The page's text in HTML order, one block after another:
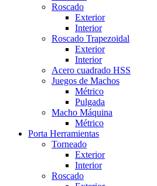
Roscado
Exterior
Interior
Roscado Trapezoidal
Exterior
Interior
Acero cuadrado HSS
Juegos de Machos
Métrico
Pulgada
Macho Máquina
Métrico
Porta Herramientas
Torneado
Exterior
Interior
Roscado